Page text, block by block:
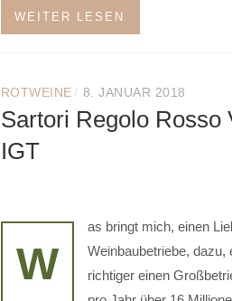
WEITER LESEN
ROTWEINE / 8. JANUAR 2018
Sartori Regolo Rosso
IGT
W
as bringt mich, einen
Weinbaubetriebe, dazu,
richtiger einen